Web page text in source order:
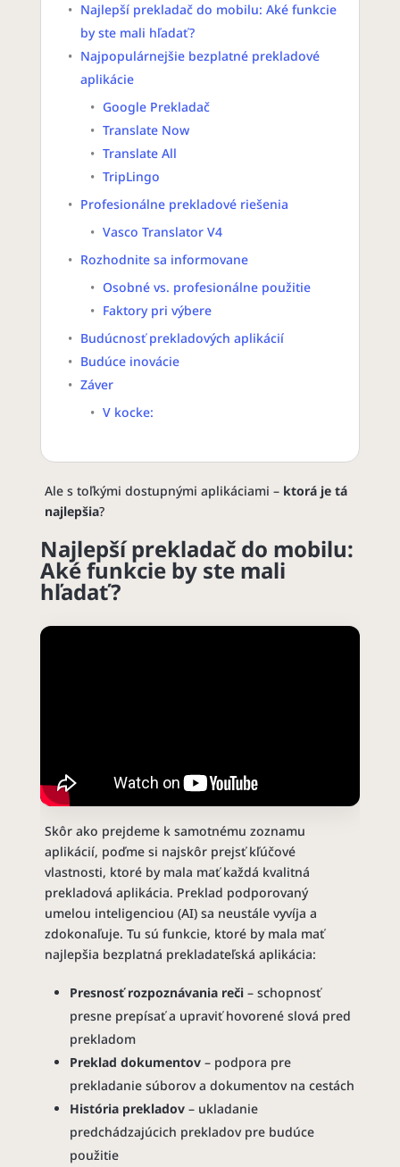
Najlepší prekladač do mobilu: Aké funkcie
by ste mali hľadať?
Najpopulárnejšie bezplatné prekladové
aplikácie
Google Prekladač
Translate Now
Translate All
TripLingo
Profesionálne prekladové riešenia
Vasco Translator V4
Rozhodnite sa informovane
Osobné vs. profesionálne použitie
Faktory pri výbere
Budúcnosť prekladových aplikácií
Budúce inovácie
Záver
V kocke:
Ale s toľkými dostupnými aplikáciami – ktorá je tá
najlepšia?
Najlepší prekladač do mobilu:
Aké funkcie by ste mali
hľadať?
Skôr ako prejdeme k samotnému zoznamu
aplikácií, poďme si najskôr prejsť kľúčové
vlastnosti, ktoré by mala mať každá kvalitná
prekladová aplikácia. Preklad podporovaný
umelou inteligenciou (AI) sa neustále vyvíja a
zdokonaľuje. Tu sú funkcie, ktoré by mala mať
najlepšia bezplatná prekladateľská aplikácia:
Presnosť rozpoznávania reči– schopnosť
presne prepísať a upraviť hovorené slová pred
prekladom
Preklad dokumentov– podpora pre
prekladanie súborov a dokumentov na cestách
História prekladov– ukladanie
predchádzajúcich prekladov pre budúce
použitie